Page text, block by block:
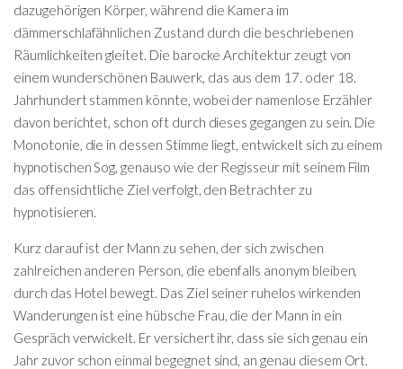
dazugehörigen Körper, während die Kamera im
dämmerschlafähnlichen Zustand durch die beschriebenen
Räumlichkeiten gleitet. Die barocke Architektur zeugt von
einem wunderschönen Bauwerk, das aus dem 17. oder 18.
Jahrhundert stammen könnte, wobei der namenlose Erzähler
davon berichtet, schon oft durch dieses gegangen zu sein. Die
Monotonie, die in dessen Stimme liegt, entwickelt sich zu einem
hypnotischen Sog, genauso wie der Regisseur mit seinem Film
das offensichtliche Ziel verfolgt, den Betrachter zu
hypnotisieren.
Kurz darauf ist der Mann zu sehen, der sich zwischen
zahlreichen anderen Person, die ebenfalls anonym bleiben,
durch das Hotel bewegt. Das Ziel seiner ruhelos wirkenden
Wanderungen ist eine hübsche Frau, die der Mann in ein
Gespräch verwickelt. Er versichert ihr, dass sie sich genau ein
Jahr zuvor schon einmal begegnet sind, an genau diesem Ort.